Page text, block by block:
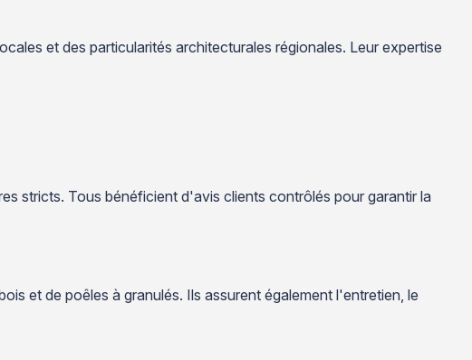
et des particularités architecturales régionales. Leur expertise
stricts. Tous bénéficient d'avis clients contrôlés pour garantir la
et de poêles à granulés. Ils assurent également l'entretien, le